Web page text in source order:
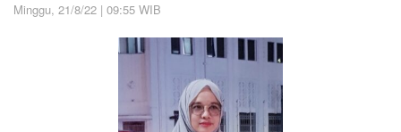
Minggu, 21/8/22 | 09:55 WIB